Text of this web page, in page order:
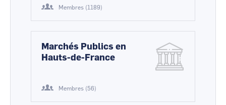
Membres (1189)
Marchés Publics en
Hauts-de-France
Membres (56)